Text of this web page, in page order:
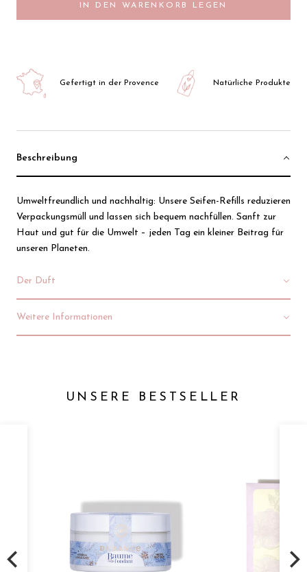
IN DEN WARENKORB LEGEN
Gefertigt in der Provence Natürliche Produkte
Beschreibung
Umweltfreundlich und nachhaltig: Unsere Seifen-Refills reduzieren
Verpackungsmüll und lassen sich bequem nachfüllen. Sanft zur
Haut und gut für die Umwelt – jeden Tag ein kleiner Beitrag für
unseren Planeten.
Der Duft
Weitere Informationen
UNSERE BESTSELLER